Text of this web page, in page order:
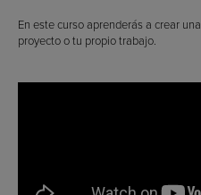
En este curso aprenderás a crear
proyecto o tu propio trabajo.